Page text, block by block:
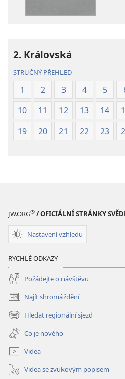
2. Královská
STRUČNÝ PŘEHLED
1 2 3 4 5
10
11 12 13 14
19
20 21 22 23
JW.ORG® / OFICIÁLNÍ STRÁNKY
Nastavení vzhledu
RYCHLÉ ODKAZY
Požádejte o návštěvu
Najít shromáždění
(otevřeno
nové
okno)
Hledat regionální sjezd
(otevřeno
nové
okno)
Co je nového
Videa
Videa se zvukovým popisem